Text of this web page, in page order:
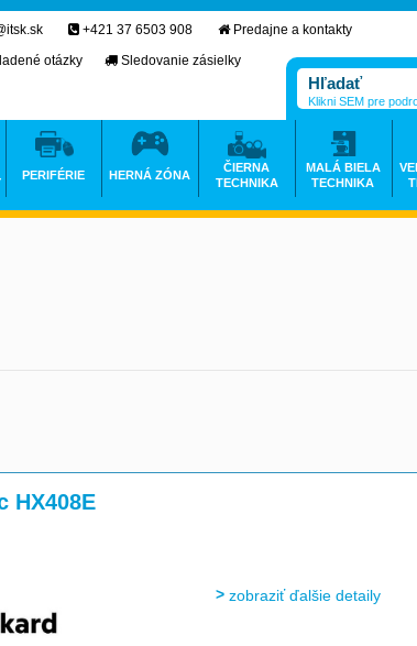
HX408E
zobraziť ďalšie detaily
+421 37 6503 908
Predajne a kontakty
otázky
Sledovanie zásielky
Klikni SEM pre
PERIFÉRIE HERNÁ ZÓNA
ČIERNA
TECHNIKA
MALÁ BIELA
TECHNIKA